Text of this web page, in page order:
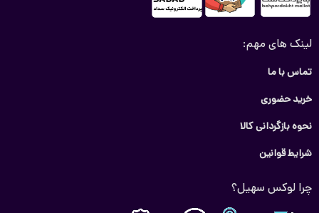
لینک های مهم:
تماس با ما
خرید حضوری
نحوه بازگردانی کالا
شرایط قوانین
چرا لوکس سهیل؟